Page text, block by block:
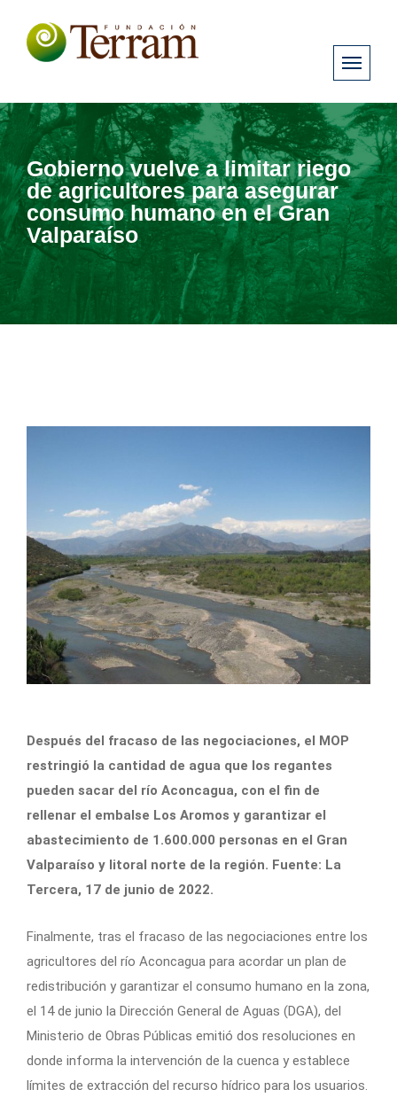
Gobierno vuelve a limitar riego
de agricultores para asegurar
consumo humano en el Gran
Valparaíso
Después del fracaso de las negociaciones, el MOP
restringió la cantidad de agua que los regantes
pueden sacar del río Aconcagua, con el fin de
rellenar el embalse Los Aromos y garantizar el
abastecimiento de 1.600.000 personas en el Gran
Valparaíso y litoral norte de la región. Fuente: La
Tercera, 17 de junio de 2022.
Finalmente, tras el fracaso de las negociaciones entre los
agricultores del río Aconcagua para acordar un plan de
redistribución y garantizar el consumo humano en la zona,
el 14 de junio la Dirección General de Aguas (DGA), del
Ministerio de Obras Públicas emitió dos resoluciones en
donde informa la intervención de la cuenca y establece
límites de extracción del recurso hídrico para los usuarios.